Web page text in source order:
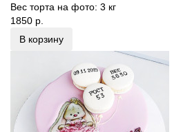
Вес торта на фото: 3 кг
1850 р.
В корзину